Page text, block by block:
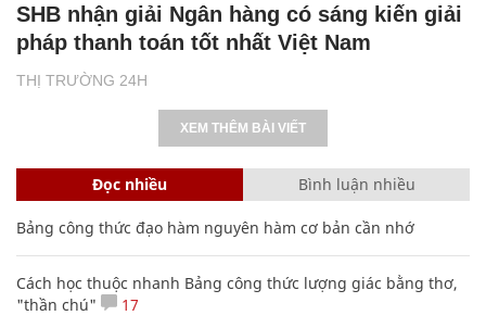
THỊ TRƯỜNG 24H
SHB nhận giải Ngân hàng có sáng kiến giải
pháp thanh toán tốt nhất Việt Nam
XEM THÊM BÀI VIẾT
Đọc nhiều Bình luận nhiều
Bảng công thức đạo hàm nguyên hàm cơ bản cần nhớ
Cách học thuộc nhanh Bảng công thức lượng giác bằng thơ,
"thần chú"
17